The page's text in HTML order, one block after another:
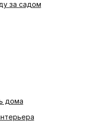
за садом
дома